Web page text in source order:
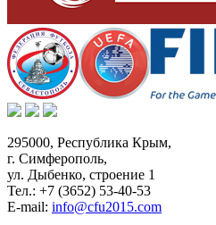
295000, Республика Крым,
г. Симферополь,
ул. Дыбенко, строение 1
Тел.: +7 (3652) 53-40-53
E-mail: info@cfu2015.com